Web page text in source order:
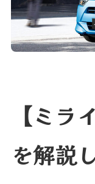
【ミラ
を解説